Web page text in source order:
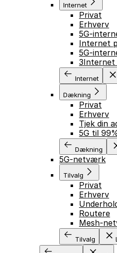
Internet
Privat
Erhverv
5G-
Internet
5G-
3Internet
Internet
Dækning
Privat
Erhverv
Tjek din
5G til
Dækning
5G-netværk
Tilvalg
Privat
Erhverv
Routere
Mesh-
Tilvalg